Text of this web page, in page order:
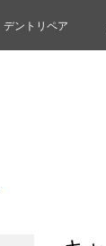
デントリペア